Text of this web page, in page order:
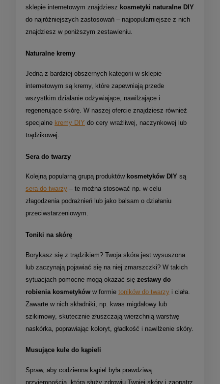
sklepie internetowym znajdziesz kosmetyki naturalne DIY
do najróżniejszych zastosowań – najpopularniejsze z nich
znajdziesz w poniższym zestawieniu.
Naturalne kremy
Jedną z bardziej obszernych kategorii w sklepie
internetowym są kremy, które zapewniają przede
wszystkim działanie odżywiające, nawilżające i
regenerujące skórę. W naszej ofercie znajdziesz również
specjalne kremy DIY do cery wrażliwej, naczynkowej lub
trądzikowej.
Sera do twarzy
Kolejną popularną grupą produktów kosmetyków DIY są
sera do twarzy – te można stosować np. w celu
złagodzenia podrażnień lub jako balsam o działaniu
przeciwstarzeniowym.
Toniki na skórę
Borykasz się z trądzikiem? Twoja skóra jest wysuszona
lub zaczynają pojawiać się na niej zmarszczki? W takich
sytuacjach pomocne mogą okazać się zestawy do
robienia kosmetyków w formie toników do twarzy i ciała.
Zawarte w nich składniki, np. kwas migdałowy lub
szikimowy, skutecznie złuszczają wierzchnią warstwę
naskórka, poprawiając koloryt, gładkość i nawilżenie skóry.
Musujące kule do kąpieli
Spraw, aby codzienna kąpiel była prawdziwą
przyjemnością, która służy zdrowiu Twojej skóry i zaopatrz